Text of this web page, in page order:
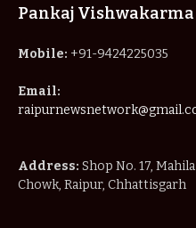
Pankaj Vishwakarma
Mobile: +91-9424225035
Email:
Address: Shop No. 17,
Chowk, Raipur, Chhattisgarh